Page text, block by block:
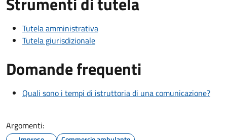
Tutela amministrativa
Tutela giurisdizionale
Domande frequenti
Quali sono i tempi di istruttoria di una comunicazione?
Argomenti: